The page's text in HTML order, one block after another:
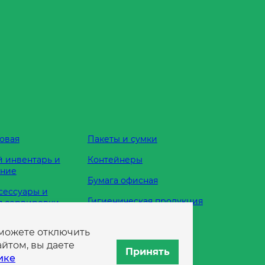
инвентарь и
и
сервировки
Пакеты и сумки
Контейнеры
Бумага офисная
Гигиеническая продукция
отключить
вы даете
Принять